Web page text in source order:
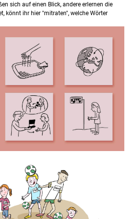
sich auf einen Blick, andere erlernen die
könnt ihr hier "mitraten", welche Wörter